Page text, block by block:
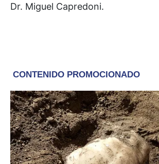
Dr. Miguel Capredoni.